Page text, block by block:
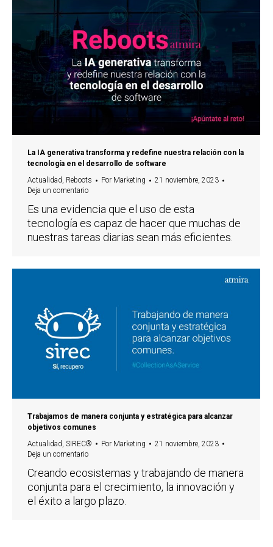
La IA generativa transforma y redefine nuestra relación con la
tecnología en el desarrollo de software
Actualidad, Reboots Por Marketing
21 noviembre, 2023
Deja un comentario
Es una evidencia que el uso de esta
tecnología es capaz de hacer que muchas de
nuestras tareas diarias sean más eficientes.
Trabajamos de manera conjunta y estratégica para alcanzar
objetivos comunes
Actualidad, SIREC® Por Marketing
21 noviembre, 2023
Deja un comentario
Creando ecosistemas y trabajando de manera
conjunta para el crecimiento, la innovación y
el éxito a largo plazo.